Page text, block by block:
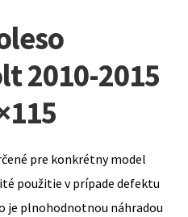
2010-2015
pre konkrétny model
použitie v prípade defektu
je plnohodnotnou náhradou